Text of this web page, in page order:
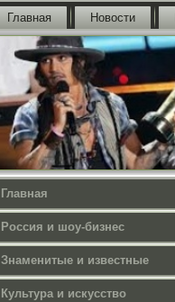
Главная Новости
Главная
Россия и шоу-бизнес
Знаменитые и известные
Культура и искусcтво